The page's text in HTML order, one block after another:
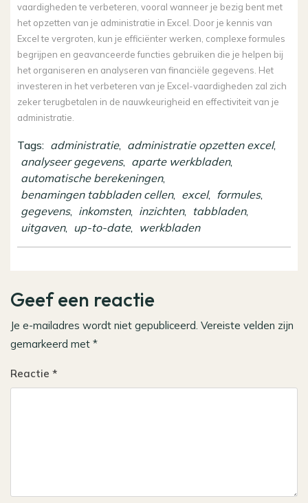
vaardigheden te verbeteren, vooral wanneer je bezig bent met
het opzetten van je administratie in Excel. Door je kennis van
Excel te vergroten, kun je efficiënter werken, complexe formules
begrijpen en geavanceerde functies gebruiken die je helpen bij
het organiseren en analyseren van financiële gegevens. Het
investeren in het verbeteren van je Excel-vaardigheden zal zich
zeker terugbetalen in de nauwkeurigheid en effectiviteit van je
administratie.
Tags: administratie, administratie opzetten excel,
analyseer gegevens, aparte werkbladen,
automatische berekeningen,
benamingen tabbladen cellen, excel, formules,
gegevens, inkomsten, inzichten, tabbladen,
uitgaven, up-to-date, werkbladen
Geef een reactie
Je e-mailadres wordt niet gepubliceerd. Vereiste velden zijn
gemarkeerd met *
Reactie *